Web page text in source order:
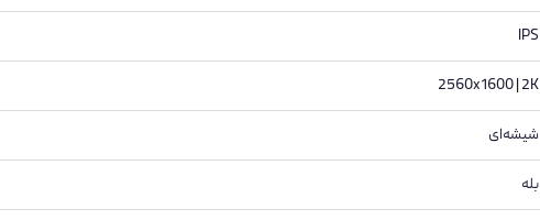
IPS
2560x1600 | 2K
شیشه‌ای
بله